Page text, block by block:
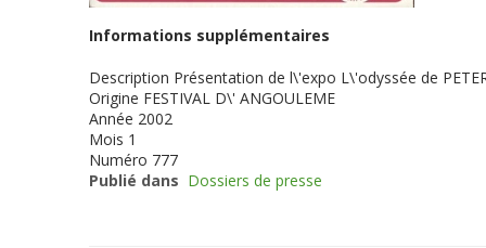
Informations supplémentaires
Description Présentation de l\'expo L\'odyssée de
Origine FESTIVAL D\' ANGOULEME
Année 2002
Mois 1
Numéro 777
Publié dans Dossiers de presse